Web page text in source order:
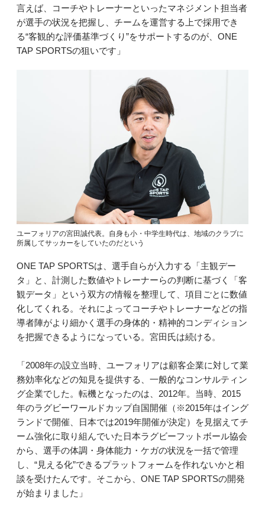
言えば、コーチやトレーナーといったマネジメント担当者
が選手の状況を把握し、チームを運営する上で採用でき
る“客観的な評価基準づくり”をサポートするのが、ONE
TAP SPORTSの狙いです」
ユーフォリアの宮田誠代表。自身も小・中学生時代は、地域のクラブに
所属してサッカーをしていたのだという
ONE TAP SPORTSは、選手自らが入力する「主観デー
タ」と、計測した数値やトレーナーらの判断に基づく「客
観データ」という双方の情報を整理して、項目ごとに数値
化してくれる。それによってコーチやトレーナーなどの指
導者陣がより細かく選手の身体的・精神的コンディション
を把握できるようになっている。宮田氏は続ける。
「2008年の設立当時、ユーフォリアは顧客企業に対して業
務効率化などの知見を提供する、一般的なコンサルティン
グ企業でした。転機となったのは、2012年。当時、2015
年のラグビーワールドカップ自国開催（※2015年はイング
ランドで開催、日本では2019年開催が決定）を見据えてチ
ーム強化に取り組んでいた日本ラグビーフットボール協会
から、選手の体調・身体能力・ケガの状況を一括で管理
し、“見える化”できるプラットフォームを作れないかと相
談を受けたんです。そこから、ONE TAP SPORTSの開発
が始まりました」